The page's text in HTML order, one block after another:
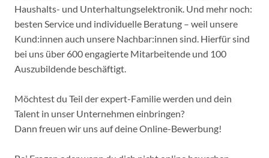
Haushalts- und Unterhaltungselektronik. Und mehr noch:
besten Service und individuelle Beratung – weil unsere
Kund:innen auch unsere Nachbar:innen sind. Hierfür sind
bei uns über 600 engagierte Mitarbeitende und 100
Auszubildende beschäftigt.
Möchtest du Teil der expert-Familie werden und dein
Talent in unser Unternehmen einbringen?
Dann freuen wir uns auf deine Online-Bewerbung!